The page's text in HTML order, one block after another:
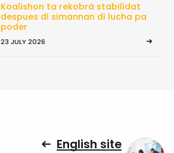
Koalishon ta rekobrá stabilidat
despues di simannan di lucha pa
poder
23 JULY 2026
English site